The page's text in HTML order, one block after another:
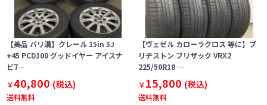
【美品 バリ溝】クレール 15in 5J
+45 PCD100 グッドイヤー アイスナ
ビ7…
￥40,800 (税込)
送料無料
【ヴェゼル カローラクロス 等に】ブ
リヂストン ブリザック VRX2
225/50R18 …
￥15,800 (税込)
送料無料